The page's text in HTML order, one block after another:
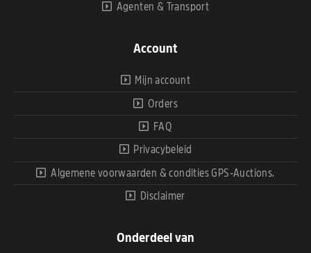
Agenten & Transport
Account
Mijn account
Orders
FAQ
Privacybeleid
Algemene voorwaarden & condities GPS-Auctions.
Disclaimer
Onderdeel van